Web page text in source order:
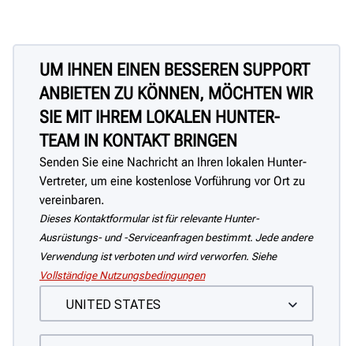
UM IHNEN EINEN BESSEREN SUPPORT
ANBIETEN ZU KÖNNEN, MÖCHTEN WIR
SIE MIT IHREM LOKALEN HUNTER-
TEAM IN KONTAKT BRINGEN
Senden Sie eine Nachricht an Ihren lokalen Hunter-
Vertreter, um eine kostenlose Vorführung vor Ort zu
vereinbaren.
Dieses Kontaktformular ist für relevante Hunter-
Ausrüstungs- und -Serviceanfragen bestimmt. Jede andere
Verwendung ist verboten und wird verworfen. Siehe
Vollständige Nutzungsbedingungen